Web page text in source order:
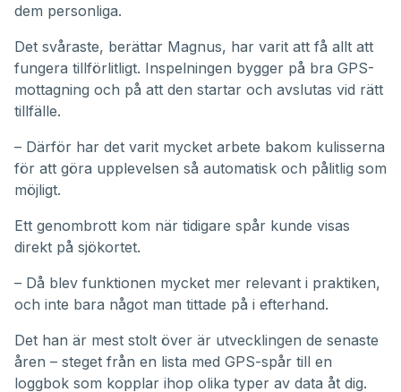
dem personliga.
Det svåraste, berättar Magnus, har varit att få allt att
fungera tillförlitligt. Inspelningen bygger på bra GPS-
mottagning och på att den startar och avslutas vid rätt
tillfälle.
– Därför har det varit mycket arbete bakom kulisserna
för att göra upplevelsen så automatisk och pålitlig som
möjligt.
Ett genombrott kom när tidigare spår kunde visas
direkt på sjökortet.
– Då blev funktionen mycket mer relevant i praktiken,
och inte bara något man tittade på i efterhand.
Det han är mest stolt över är utvecklingen de senaste
åren – steget från en lista med GPS-spår till en
loggbok som kopplar ihop olika typer av data åt dig.